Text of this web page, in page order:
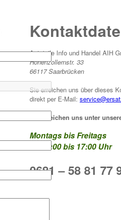
Autoteile Info und Handel AIH
Hohenzollernstr. 33
66117 Saarbrücken
Sie erreichen uns über dieses
direkt per E-Mail:
Sie erreichen uns unter
Montags bis Freitags
von 9:00 bis 17:00 Uhr
0681 – 58 81 77